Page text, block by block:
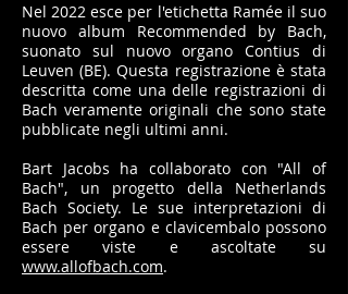
Nel 2022 esce per l'etichetta Ramée il suo
nuovo album Recommended by Bach,
suonato sul nuovo organo Contius di
Leuven (BE). Questa registrazione è stata
descritta come una delle registrazioni di
Bach veramente originali che sono state
pubblicate negli ultimi anni.
Bart Jacobs ha collaborato con "All of
Bach", un progetto della Netherlands
Bach Society. Le sue interpretazioni di
Bach per organo e clavicembalo possono
essere viste e ascoltate su
www.allofbach.com.